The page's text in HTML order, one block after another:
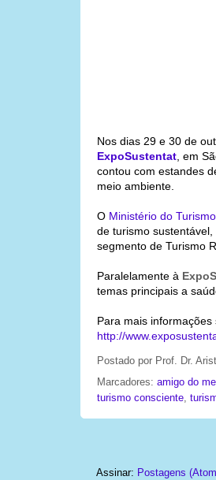
Nos dias 29 e 30 de
ExpoSustentat , em
contou com estandes
meio ambiente.
O Ministério do Turismo
de turismo
segmento de Turismo
Paralelamente à
temas principais a
Para mais
http://
Postado por Prof. Dr.
Marcadores: amigo do
turismo consciente
Assinar: Postagens